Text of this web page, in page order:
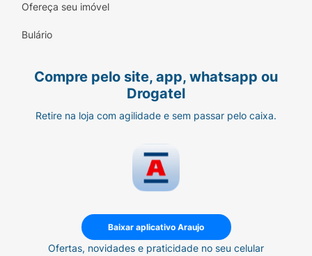
Ofereça seu imóvel
Bulário
Compre pelo site, app, whatsapp ou
Drogatel
Retire na loja com agilidade e sem passar pelo caixa.
Baixar aplicativo Araujo
Ofertas, novidades e praticidade no seu celular